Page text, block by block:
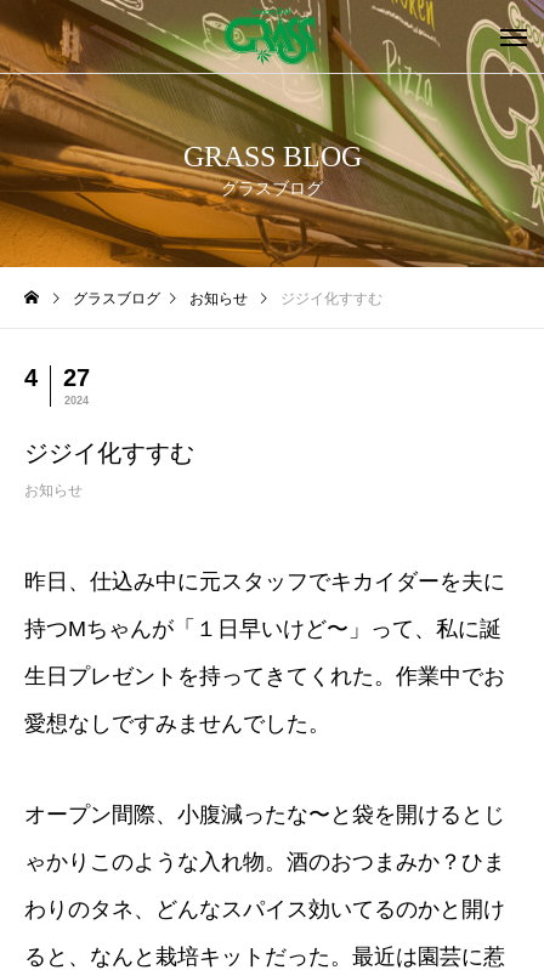
GRASS BLOG
グラスブログ
グラスブログ お知らせ ジジイ化すすむ
4 27
2024
ジジイ化すすむ
お知らせ
昨日、仕込み中に元スタッフでキカイダーを夫に
持つMちゃんが「１日早いけど〜」って、私に誕
生日プレゼントを持ってきてくれた。作業中でお
愛想なしですみませんでした。
オープン間際、小腹減ったな〜と袋を開けるとじ
ゃかりこのような入れ物。酒のおつまみか？ひま
わりのタネ、どんなスパイス効いてるのかと開け
ると、なんと栽培キットだった。最近は園芸に惹